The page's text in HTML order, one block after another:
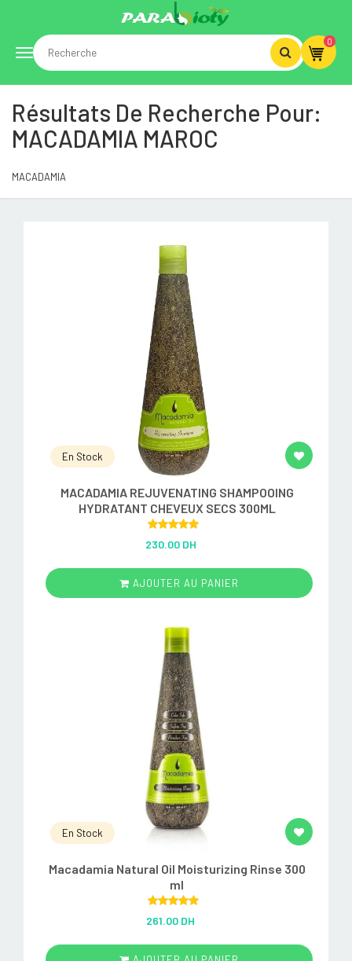
Toggle
navigation
0
Résultats De Recherche Pour:
MACADAMIA MAROC
MACADAMIA
En Stock
MACADAMIA REJUVENATING SHAMPOOING
HYDRATANT CHEVEUX SECS 300ML
out of 5
230.00 DH
AJOUTER AU PANIER
En Stock
Macadamia Natural Oil Moisturizing Rinse 300
ml
out of 5
261.00 DH